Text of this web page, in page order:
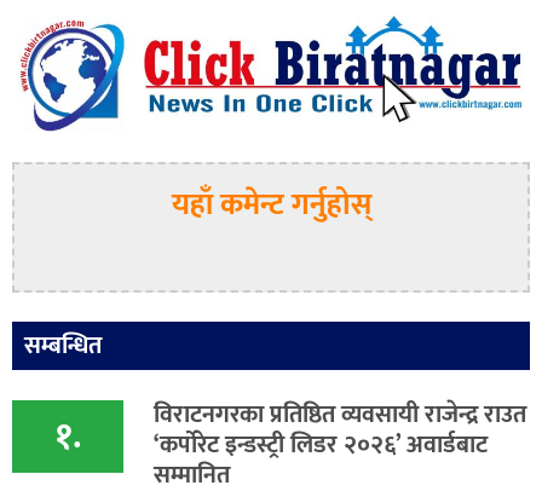
यहाँ कमेन्ट गर्नुहोस्
सम्बन्धित
१. विराटनगरका प्रतिष्ठित व्यवसायी राजेन्द्र राउत
‘कर्पोरेट इन्डस्ट्री लिडर २०२६’ अवार्डबाट
सम्मानित